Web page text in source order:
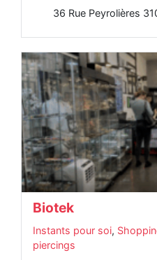
36 Rue Peyrolières
Biotek
Instants pour soi,
piercings